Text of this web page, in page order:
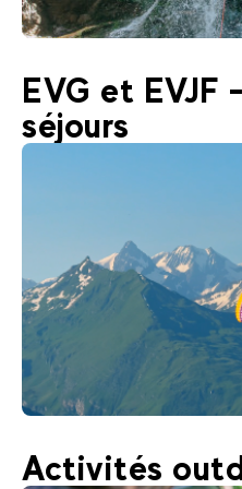
Landry
Canyoning
Dès58€
EVG et
séjours
Landry
Activités